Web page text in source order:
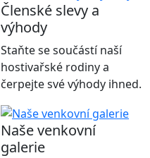
Členské slevy a
výhody
Staňte se součástí naší
hostivařské rodiny a
čerpejte své výhody ihned.
Naše venkovní
galerie